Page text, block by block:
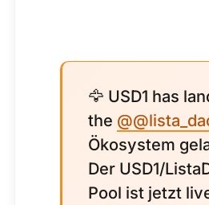
🦅 USD1 has
the
Ökosystem
Der USD1/
Pool ist jetzt